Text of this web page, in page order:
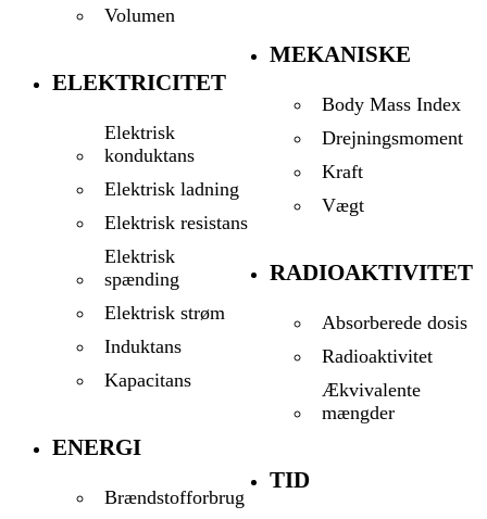
Volumen
ELEKTRICITET
Elektrisk
konduktans
Elektrisk ladning
Elektrisk resistans
Elektrisk
spænding
Elektrisk strøm
Induktans
Kapacitans
ENERGI
Brændstofforbrug
MEKANISKE
Body Mass Index
Drejningsmoment
Kraft
Vægt
RADIOAKTIVITET
Absorberede dosis
Radioaktivitet
Ækvivalente
mængder
TID